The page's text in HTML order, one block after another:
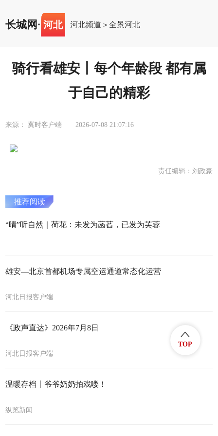
长城网 · 河北 河北频道 >全景河北
骑行看雄安丨每个年龄段 都有属
于自己的精彩
来源： 冀时客户端 2026-07-08 21:07:16
责任编辑：刘政豪
推荐阅读
“晴”听自然｜荷花：未发为菡萏，已发为芙蓉
雄安—北京首都机场专属空运通道常态化运营
河北日报客户端
《政声直达》2026年7月8日
河北日报客户端
温暖存档丨爷爷奶奶拍戏喽！
纵览新闻
TOP